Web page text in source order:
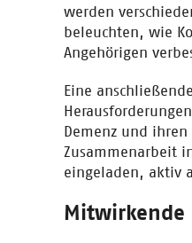
werden
beleuchten, wie
Angehörigen
Eine
Demenz und
Zusammenarbeit
eingeladen, aktiv
Mitwirkende